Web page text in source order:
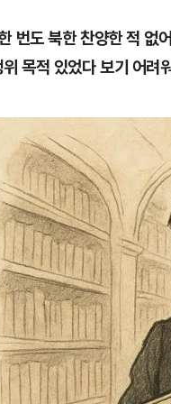
번도 북한 찬양한 적 없
목적 있었다 보기 어려